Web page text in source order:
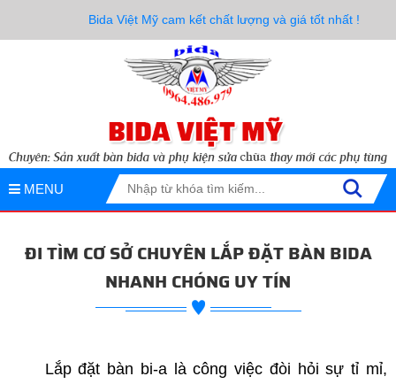
Việt Mỹ cam kết chất lượng và giá tốt nhất !
MENU
ĐI TÌM CƠ SỞ CHUYÊN LẮP ĐẶT BÀN BIDA
NHANH CHÓNG UY TÍN
Lắp đặt bàn bi-a là công việc đòi hỏi sự tỉ mỉ,